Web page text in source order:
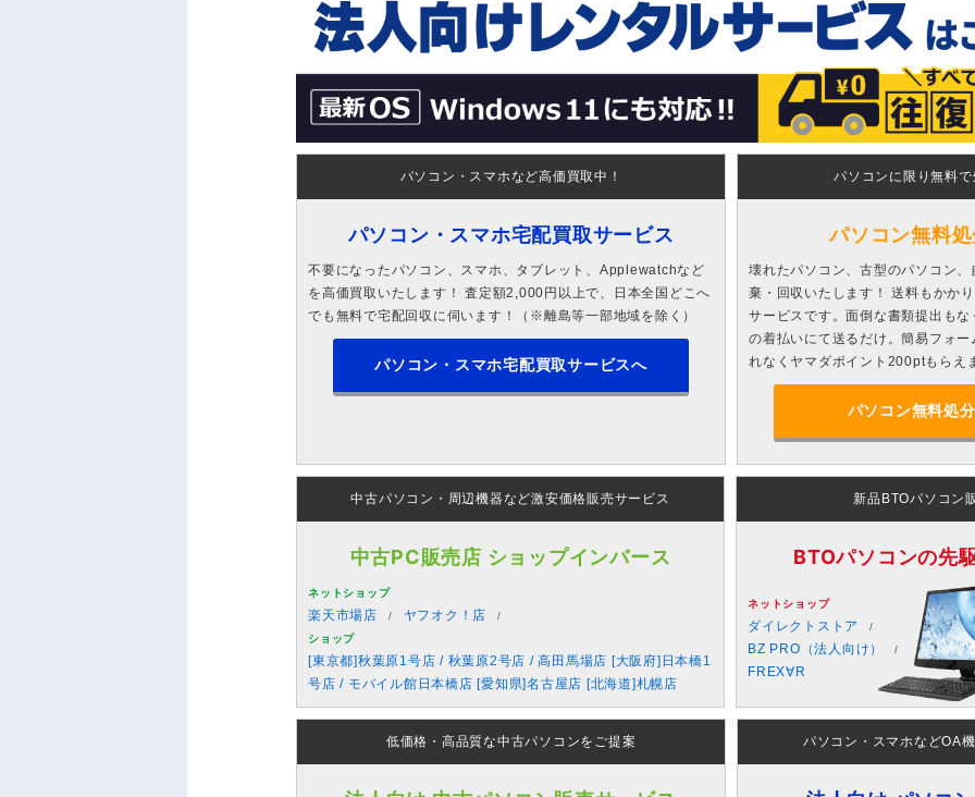
パソコン・スマホなど高価買取中！
パソコン・スマホ宅配買取サービス
不要になったパソコン、スマホ、タブレット、Applewatchなど
を高価買取いたします！ 査定額2,000円以上で、日本全国どこへ
でも無料で宅配回収に伺います！（※離島等一部地域を除く）
パソコン・スマホ宅配買取サービスへ
パソコンに限り無料
パソコン無料
壊れたパソコン、古型のパソコン
棄・回収いたします！ 送料もかか
サービスです。面倒な書類提出も
の着払いにて送るだけ。簡易フォ
れなくヤマダポイント200ptもらえ
パソコン無料処
中古パソコン・周辺機器など激安価格販売サービス
中古PC販売店 ショップインバース
ネットショップ
楽天市場店 ヤフオク！店
ショップ
[東京都]秋葉原1号店 / 秋葉原2号店 / 高田馬場店 [大阪府]日本橋1
号店 / モバイル館日本橋店 [愛知県]名古屋店 [北海道]札幌店
新品BTOパソコン
BTOパソコンの先
ネットショップ
ダイレクトストア
BZ PRO（法人向け）
FREX∀R
低価格・高品質な中古パソコンをご提案 パソコン・スマホなどOA